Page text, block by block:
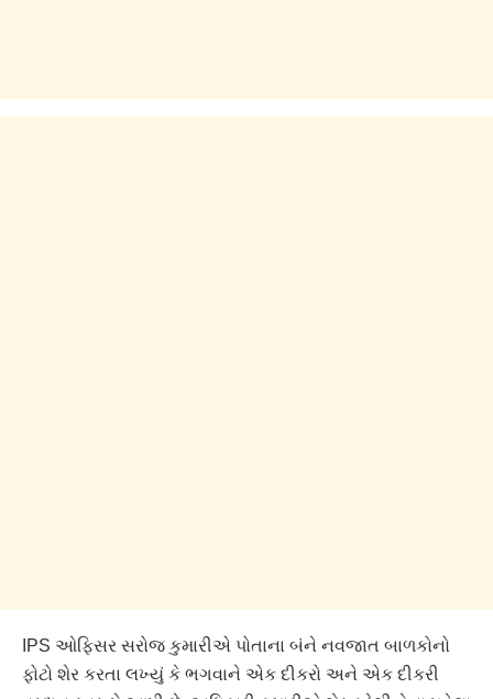
IPS ઓફિસર સરોજ કુમારીએ પોતાના બંને નવજાત બાળકોનો
ફોટો શેર કરતા લખ્યું કે ભગવાને એક દીકરો અને એક દીકરી